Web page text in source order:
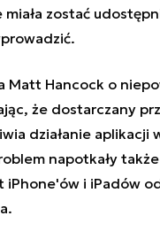
zostać
Matt Hancock o
że dostarczany
działanie
napotkały
i iPadów